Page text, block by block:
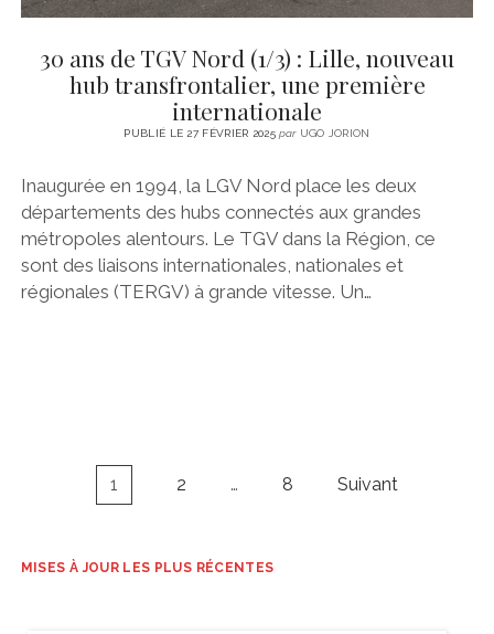
30 ans de TGV Nord (1/3) : Lille, nouveau
hub transfrontalier, une première
internationale
PUBLIÉ LE 27 FÉVRIER 2025parUGO JORION
Inaugurée en 1994, la LGV Nord place les deux
départements des hubs connectés aux grandes
métropoles alentours. Le TGV dans la Région, ce
sont des liaisons internationales, nationales et
régionales (TERGV) à grande vitesse. Un…
Navigation
1 2 … 8 Suivant
MISES À JOUR LES PLUS RÉCENTES